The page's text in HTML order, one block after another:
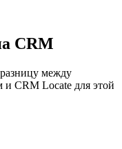
CRM
между
CRM Locate для этой